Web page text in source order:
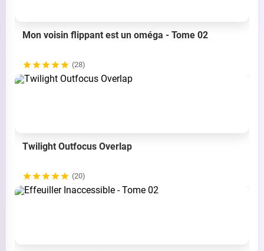
Mon voisin flippant est un oméga - Tome 02
(28)
Twilight Outfocus Overlap
(20)